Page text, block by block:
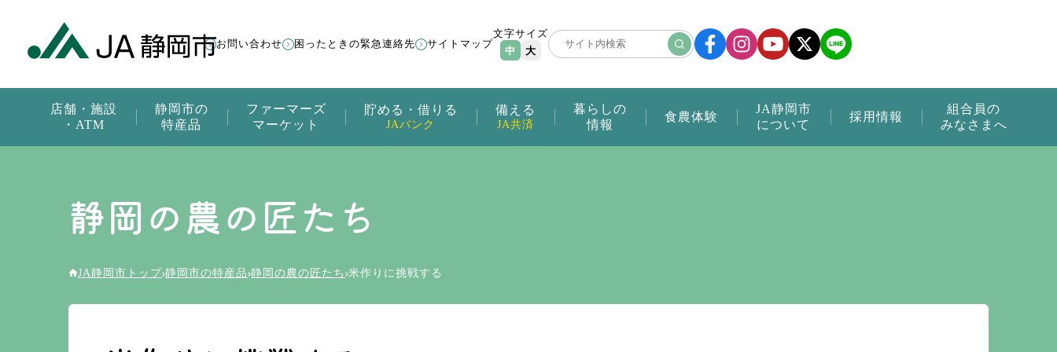
店舗・施設
・ATM
静岡市の
特産品
ファーマーズ
マーケット
貯める・借りる
JAバンク
備える
JA共済
暮らしの
情報
食農体験
JA静岡市
について
採用情報
組合員の
みなさまへ
お問い合わせ 困ったときの緊急連絡先 サイトマップ
文字サイズ
中
大
静岡の農の匠たち
JA静岡市トップ 静岡市の特産品 静岡の農の匠たち 米作りに挑戦する